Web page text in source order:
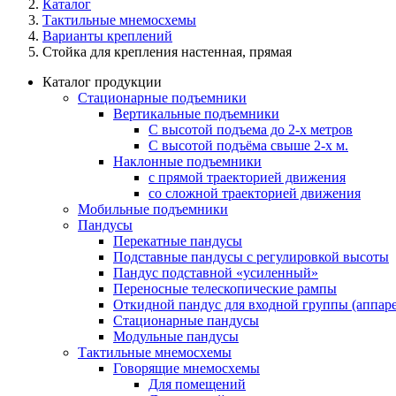
Каталог
Тактильные мнемосхемы
Варианты креплений
Стойка для крепления настенная, прямая
Каталог продукции
Стационарные подъемники
Вертикальные подъемники
С высотой подъема до 2-х метров
С высотой подъёма свыше 2-х м.
Наклонные подъемники
с прямой траекторией движения
со сложной траекторией движения
Мобильные подъемники
Пандусы
Перекатные пандусы
Подставные пандусы с регулировкой выcоты
Пандус подставной «усиленный»
Переносные телескопические рампы
Откидной пандус для входной группы
Стационарные пандусы
Модульные пандусы
Тактильные мнемосхемы
Говорящие мнемосхемы
Для помещений